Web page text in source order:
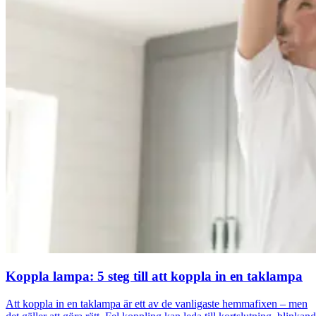
Koppla lampa: 5 steg till att koppla in en taklampa
Att koppla in en taklampa är ett av de vanligaste hemmafixen – men